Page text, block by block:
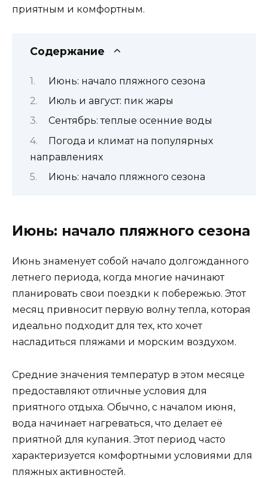
приятным и комфортным.
Содержание
Июнь: начало пляжного сезона
Июль и август: пик жары
Сентябрь: теплые осенние воды
Погода и климат на популярных
направлениях
Июнь: начало пляжного сезона
Июнь: начало пляжного сезона
Июнь знаменует собой начало долгожданного
летнего периода, когда многие начинают
планировать свои поездки к побережью. Этот
месяц привносит первую волну тепла, которая
идеально подходит для тех, кто хочет
насладиться пляжами и морским воздухом.
Средние значения температур в этом месяце
предоставляют отличные условия для
приятного отдыха. Обычно, с началом июня,
вода начинает нагреваться, что делает её
приятной для купания. Этот период часто
характеризуется комфортными условиями для
пляжных активностей.